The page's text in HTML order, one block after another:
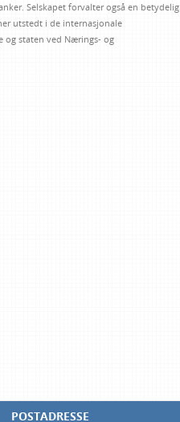
Selskapet forvalter også en betydelig
utstedt i de internasjonale
og staten ved Nærings- og
POSTADRESSE